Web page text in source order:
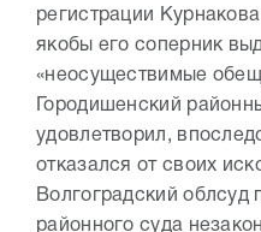
регистрации
якобы его соперник
«неосуществимые
Городишенский
удовлетворил,
отказался от своих
Волгоградский облсуд
районного суда